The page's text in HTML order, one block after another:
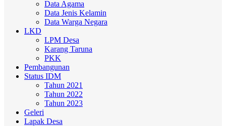
Data Agama
Data Jenis Kelamin
Data Warga Negara
LKD
LPM Desa
Karang Taruna
PKK
Pembangunan
Status IDM
Tahun 2021
Tahun 2022
Tahun 2023
Geleri
Lapak Desa